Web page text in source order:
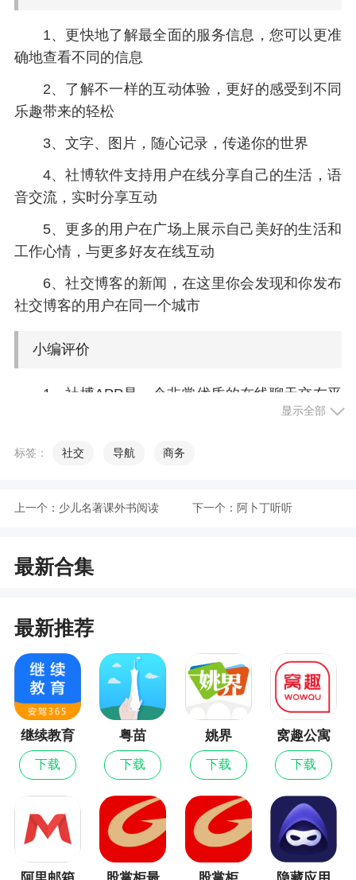
1、更快地了解最全面的服务信息，您可以更准
确地查看不同的信息
2、了解不一样的互动体验，更好的感受到不同
乐趣带来的轻松
3、文字、图片，随心记录，传递你的世界
4、社博软件支持用户在线分享自己的生活，语
音交流，实时分享互动
5、更多的用户在广场上展示自己美好的生活和
工作心情，与更多好友在线互动
6、社交博客的新闻，在这里你会发现和你发布
社交博客的用户在同一个城市
小编评价
1、社博APP是一个非常优质的在线聊天交友平
台，大家可以通过这款软件找到更多身边的人，也
己生活中有趣好玩的事情，让别人更加了解你，从
式让你不再尬聊
与更多趣味话题讨论
地可以分享你的工作心情和精彩生活，在更多的人
面前展示曝光自己，让更多的人认识你。
显示全部
标签： 社交 导航 商务
上一个： 少儿名著课外书阅读 下一个： 阿卜丁听听
最新合集
最新推荐
继续教育
下载
粤苗
下载
姚界
下载
窝趣公寓
下载